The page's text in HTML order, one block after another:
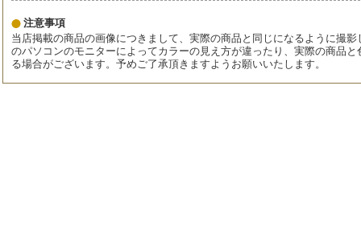
注意事項
当店掲載の商品の画像につきまして、実際の商品と同じになるように撮
のパソコンのモニターによってカラーの見え方が違ったり、実際の商品
る場合がございます。予めご了承頂きますようお願いいたします。